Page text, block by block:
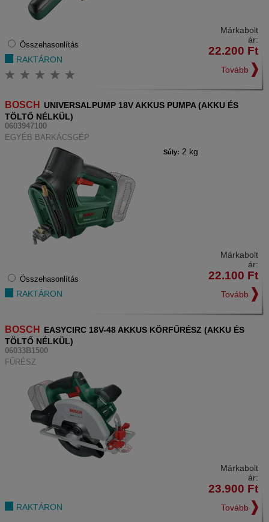
Összehasonlítás
RAKTÁRON
Márkabolt
ár:
22.200 Ft
Tovább
BOSCH
UNIVERSALPUMP 18V AKKUS PUMPA (AKKU ÉS
TÖLTŐ NÉLKÜL)
0603947100
EGYÉB BARKÁCSGÉP
Súly: 2 kg
Összehasonlítás
RAKTÁRON
Márkabolt
ár:
22.100 Ft
Tovább
BOSCH
EASYCIRC 18V-48 AKKUS KÖRFŰRÉSZ (AKKU ÉS
TÖLTŐ NÉLKÜL)
06033B1500
FŰRÉSZ
RAKTÁRON
Márkabolt
ár:
23.900 Ft
Tovább